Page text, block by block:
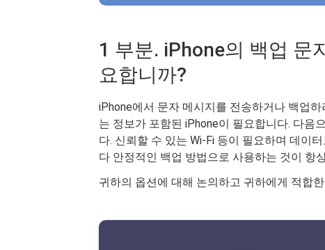
1 부분. iPhone의 백업 문
요합니까?
iPhone에서 문자 메시지를 전송하거나 백업
는 정보가 포함된 iPhone이 필요합니다. 다음
다. 신뢰할 수 있는 Wi-Fi 등이 필요하며 데이
다 안정적인 백업 방법으로 사용하는 것이 항
귀하의 옵션에 대해 논의하고 귀하에게 적합